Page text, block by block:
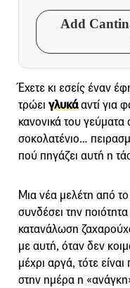
Add
Έχετε κι εσείς έναν
τρώει γλυκάαντί για
κανονικά του γεύματα
σοκολατένιο…
πού πηγάζει αυτή η
Μια νέα μελέτη από
συνδέσει την
κατανάλωση
με αυτή, όταν δεν
μέχρι αργά, τότε
στην ημέρα η